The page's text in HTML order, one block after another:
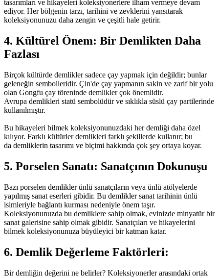
tasarımları ve hikayeleri koleksiyonerlere ilham vermeye devam
ediyor. Her bölgenin tarzı, tarihini ve zevklerini yansıtarak
koleksiyonunuzu daha zengin ve çeşitli hale getirir.
4. Kültürel Önem: Bir Demlikten Daha
Fazlası
Birçok kültürde demlikler sadece çay yapmak için değildir; bunlar
geleneğin sembolleridir. Çin'de çay yapmanın sakin ve zarif bir yolu
olan Gongfu çay töreninde demlikler çok önemlidir.
Avrupa demlikleri statü sembolüdür ve sıklıkla süslü çay partilerinde
kullanılmıştır.
Bu hikayeleri bilmek koleksiyonunuzdaki her demliği daha özel
kılıyor. Farklı kültürler demlikleri farklı şekillerde kullanır; bu
da demliklerin tasarımı ve biçimi hakkında çok şey ortaya koyar.
5. Porselen Sanatı: Sanatçının Dokunuşu
Bazı porselen demlikler ünlü sanatçıların veya ünlü atölyelerde
yapılmış sanat eserleri gibidir. Bu demlikler sanat tarihinin ünlü
isimleriyle bağlantı kurması nedeniyle önem taşır.
Koleksiyonunuzda bu demliklere sahip olmak, evinizde minyatür bir
sanat galerisine sahip olmak gibidir. Sanatçıları ve hikayelerini
bilmek koleksiyonunuza büyüleyici bir katman katar.
6. Demlik Değerleme Faktörleri:
Birdemliğin değerini ne belirler? Koleksiyonerler arasındaki ortak